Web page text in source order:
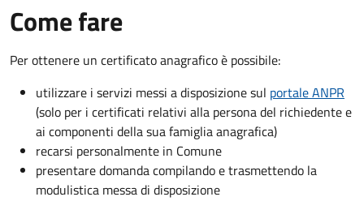
Come fare
Per ottenere un certificato anagrafico è possibile:
utilizzare i servizi messi a disposizione sul portale ANPR
(solo per i certificati relativi alla persona del richiedente e
ai componenti della sua famiglia anagrafica)
recarsi personalmente in Comune
presentare domanda compilando e trasmettendo la
modulistica messa di disposizione